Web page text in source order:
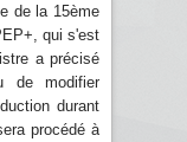
de la 15ème
qui s'est
a précisé
de modifier
durant
procédé à